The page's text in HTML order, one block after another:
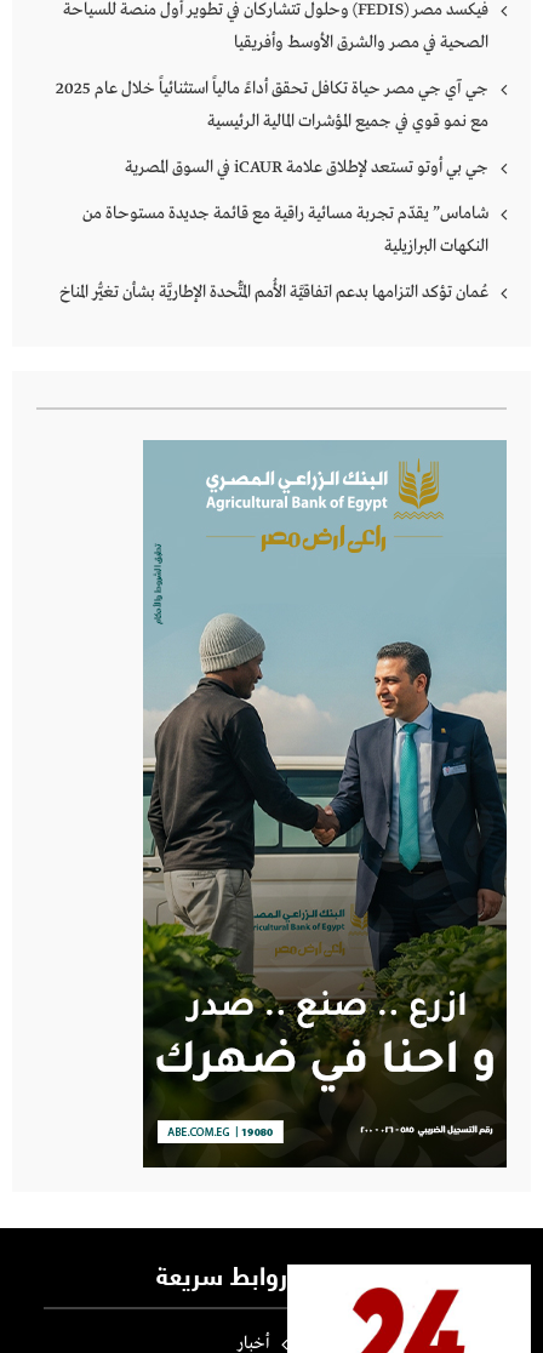
فيكسد مصر (FEDIS) وحلول تتشاركان في تطوير أول منصة للسياحة
الصحية في مصر والشرق الأوسط وأفريقيا
جي آي جي مصر حياة تكافل تحقق أداءً مالياً استثنائياً خلال عام 2025
مع نمو قوي في جميع المؤشرات المالية الرئيسية
جي بي أوتو تستعد لإطلاق علامة iCAUR في السوق المصرية
شاماس” يقدّم تجربة مسائية راقية مع قائمة جديدة مستوحاة من
النكهات البرازيلية
عُمان تؤكد التزامها بدعم اتفاقيَّة الأُمم المُتَّحدة الإطاريَّة بشأن تغيُّر المناخ
روابط سريعة
أخبار